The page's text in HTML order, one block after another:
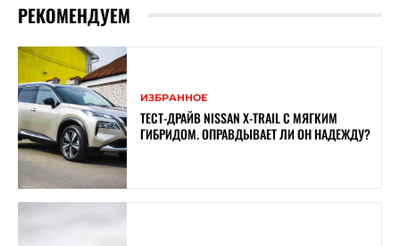
РЕКОМЕНДУЕМ
ИЗБРАННОЕ
ТЕСТ-ДРАЙВ NISSAN X-TRAIL С МЯГКИМ
ГИБРИДОМ. ОПРАВДЫВАЕТ ЛИ ОН НАДЕЖДУ?